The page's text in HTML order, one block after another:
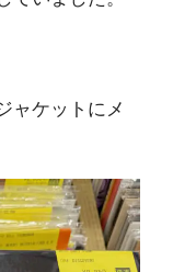
ャケットにメ